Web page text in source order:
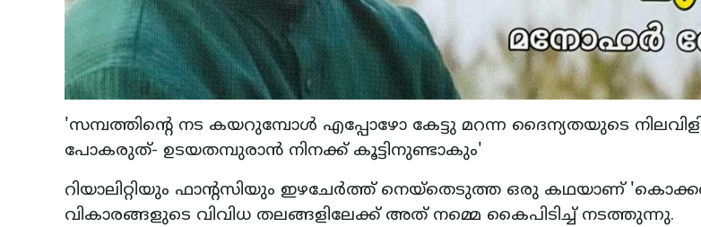
'സമ്പത്തിന്റെ നട കയറുമ്പോള്‍ എപ്പോഴോ കേട്ടു മറന്ന ദൈന്യതയുടെ
പോകരുത്- ഉടയതമ്പുരാന്‍ നിനക്ക് കൂട്ടിനുണ്ടാകും'
റിയാലിറ്റിയും ഫാന്റസിയും ഇഴചേര്‍ത്ത് നെയ്‌തെടുത്ത ഒരു കഥയാണ്
വികാരങ്ങളുടെ വിവിധ തലങ്ങളിലേക്ക് അത് നമ്മെ കൈപിടിച്ച് നടത്തുന്നു.